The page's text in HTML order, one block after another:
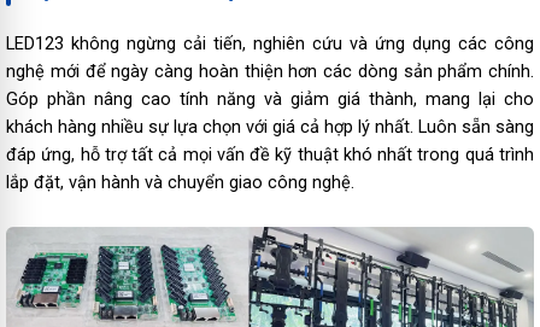
LED123 không ngừng cải tiến, nghiên cứu và ứng dụng các công
nghệ mới để ngày càng hoàn thiện hơn các dòng sản phẩm chính.
Góp phần nâng cao tính năng và giảm giá thành, mang lại cho
khách hàng nhiều sự lựa chọn với giá cả hợp lý nhất. Luôn sẵn sàng
đáp ứng, hỗ trợ tất cả mọi vấn đề kỹ thuật khó nhất trong quá trình
lắp đặt, vận hành và chuyển giao công nghệ.